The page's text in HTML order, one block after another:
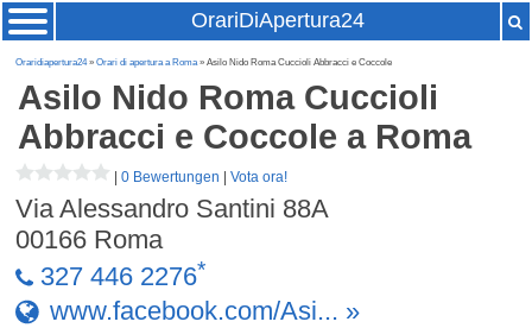
OrariDiApertura24
Oraridiapertura24»Orari di apertura a Roma» Asilo Nido Roma Cuccioli Abbracci e Coccole
Asilo Nido Roma Cuccioli
Abbracci e Coccole a Roma
|0 Bewertungen |Vota ora!
Via Alessandro Santini 88A
00166 Roma
327 446 2276*
www.facebook.com/Asi... »